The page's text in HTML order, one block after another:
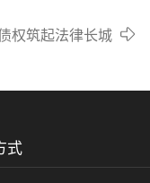
权筑起法律长城
式